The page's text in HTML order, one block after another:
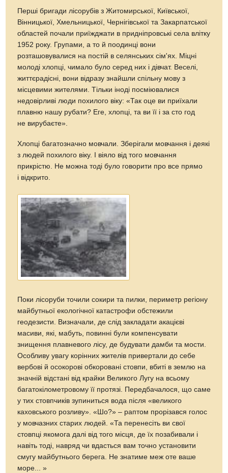
Перші бригади лісорубів з Житомирської, Київської,
Вінницької, Хмельницької, Чернігівської та Закарпатської
областей почали приїжджати в придніпровські села влітку
1952 року. Групами, а то й поодинці вони
розташовувалися на постій в селянських сім'ях. Міцні
молоді хлопці, чимало було серед них і дівчат. Веселі,
життєрадісні, вони відразу знайшли спільну мову з
місцевими жителями. Тільки іноді посміювалися
недовірливі люди похилого віку: «Так оце ви приїхали
плавню нашу рубати? Еге, хлопці, та ви її і за сто год
не вирубаєте».
Хлопці багатозначно мовчали. Зберігали мовчання і деякі
з людей похилого віку. І віяло від того мовчання
прикрістю. Не можна тоді було говорити про все прямо
і відкрито.
Поки лісоруби точили сокири та пилки, периметр регіону
майбутньої екологічної катастрофи обстежили
геодезисти. Визначали, де слід закладати акацієві
масиви, які, мабуть, повинні були компенсувати
знищення плавневого лісу, де будувати дамби та мости.
Особливу увагу корінних жителів привертали до себе
вербові й осокорові обкоровані стовпи, вбиті в землю на
значній відстані від крайки Великого Лугу на всьому
багатокілометровому її протязі. Передбачалося, що саме
у тих стовпчиків зупиниться вода після «великого
каховського розливу». «Шо?» – раптом прорізався голос
у мовчазних старих людей. «Та перенесіть ви свої
стовпці якомога далі від того місця, де їх позабивали і
навіть тоді, навряд чи вдасться вам точно установити
смугу майбутнього берега. Не знатиме меж оте ваше
море... »